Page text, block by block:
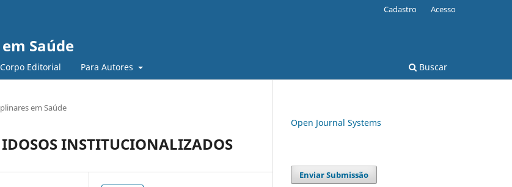
Saúde
Corpo Editorial Para Autores Buscar
Cadastro Acesso
em Saúde
INSTITUCIONALIZADOS
Open Journal Systems
Enviar Submissão